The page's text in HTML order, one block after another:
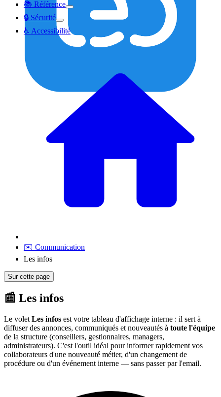
📚 Référence
🔒 Sécurité
♿ Accessibilité
✉️ Communication
Les infos
Sur cette page
📰 Les infos
Le volet Les infos est votre tableau d'affichage interne : il sert à
diffuser des annonces, communiqués et nouveautés à toute l'équipe
de la structure (conseillers, gestionnaires, managers,
administrateurs). C'est l'outil idéal pour informer rapidement vos
collaborateurs d'une nouveauté métier, d'un changement de
procédure ou d'un événement interne — sans passer par l'email.